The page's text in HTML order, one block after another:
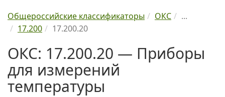
Общероссийские классификаторы ОКС
...
17.200
17.200.20
ОКС: 17.200.20 — Приборы
для измерений
температуры